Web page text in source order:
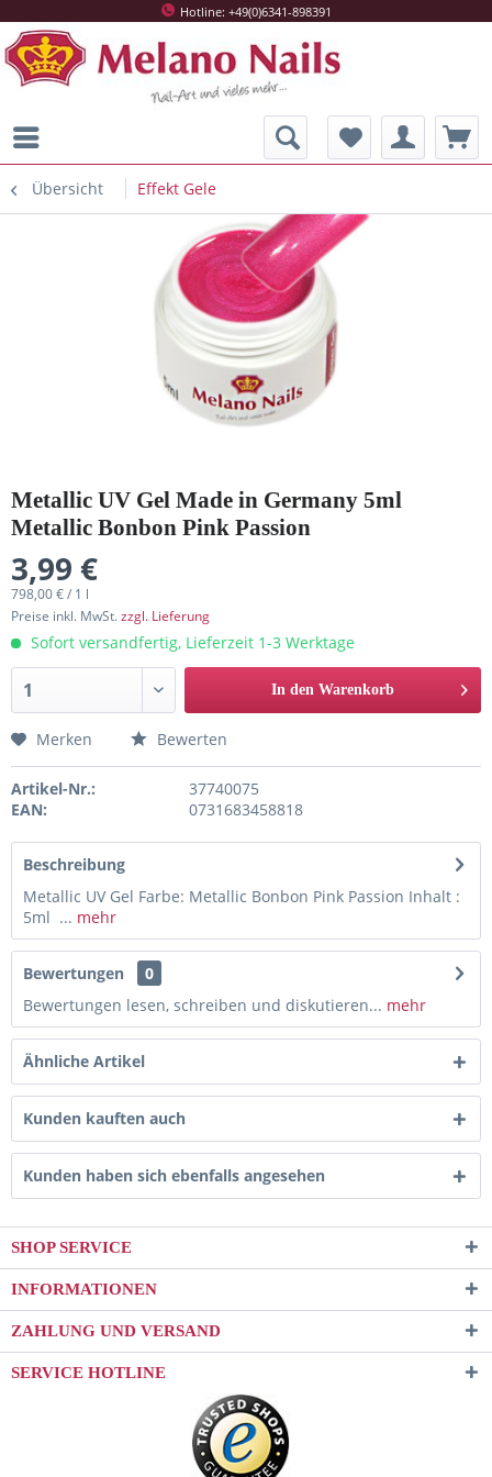
Hotline: +49(0)6341-898391
Übersicht Effekt Gele
Metallic UV Gel Made in Germany 5ml
Metallic Bonbon Pink Passion
3,99 €
798,00 € / 1 l
Preise inkl. MwSt.zzgl. Lieferung
Sofort versandfertig, Lieferzeit 1-3 Werktage
In den Warenkorb
Merken Bewerten
Artikel-Nr.:
37740075
EAN:
0731683458818
Beschreibung
Metallic UV Gel Farbe: Metallic Bonbon Pink Passion Inhalt :
5ml ... mehr
Bewertungen
0
Bewertungen lesen, schreiben und diskutieren... mehr
Ähnliche Artikel
Kunden kauften auch
Kunden haben sich ebenfalls angesehen
SHOP SERVICE
INFORMATIONEN
ZAHLUNG UND VERSAND
SERVICE HOTLINE